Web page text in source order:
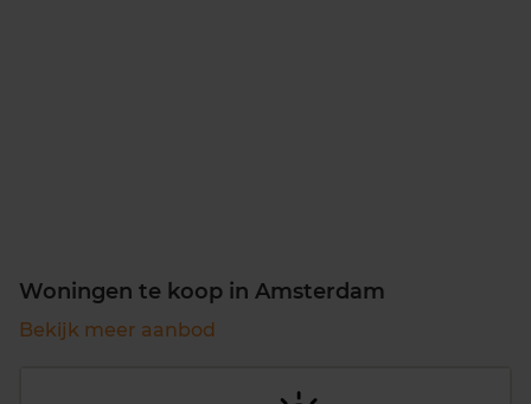
Woningen te koop in Amsterdam
Bekijk meer aanbod